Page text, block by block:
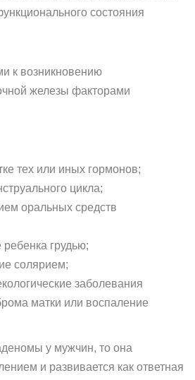
состояния
к возникновению
железы факторами
тех или иных гормонов;
цикла;
оральных средств
грудью;
солярием;
заболевания
матки или воспаление
у мужчин, то она
и развивается как ответная